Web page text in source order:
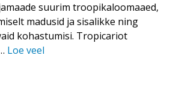
suurim troopikaloomaaed,
madusid ja sisalikke ning
kohastumisi. Tropicariot
Loe veel